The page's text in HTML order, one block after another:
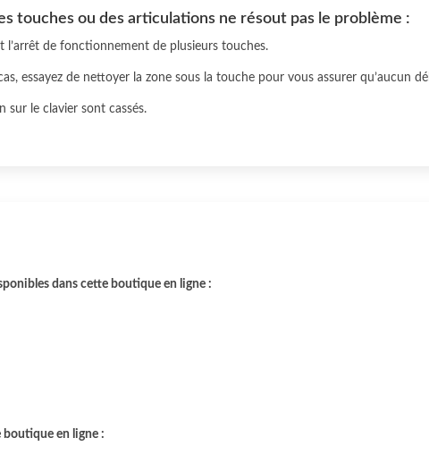
touches ou des articulations ne résout pas le problème :
l’arrêt de fonctionnement de plusieurs touches.
essayez de nettoyer la zone sous la touche pour vous assurer qu’aucun
sur le clavier sont cassés.
dans cette boutique en ligne :
boutique en ligne :